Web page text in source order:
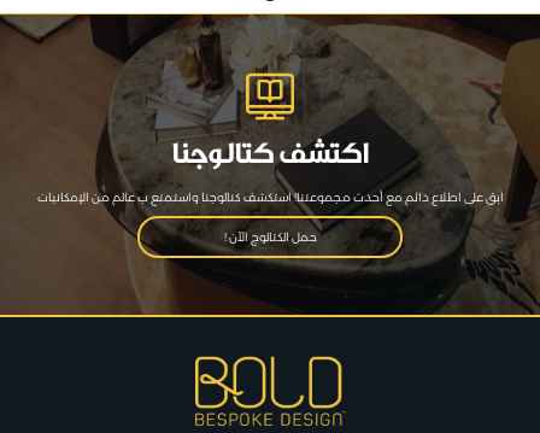
اكتشف كتالوجنا
ابق على اطلاع دائم مع أحدث مجموعتنا! استكشف كتالوجنا واستمتع ب عالم من الإمكانيات
حمل الكتالوج الآن !